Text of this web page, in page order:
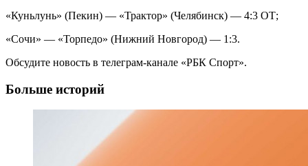
«Куньлунь» (Пекин) — «Трактор» (Челябинск) — 4:3 ОТ;
«Сочи» — «Торпедо» (Нижний Новгород) — 1:3.
Обсудите новость в телеграм-канале «РБК Спорт».
Больше историй